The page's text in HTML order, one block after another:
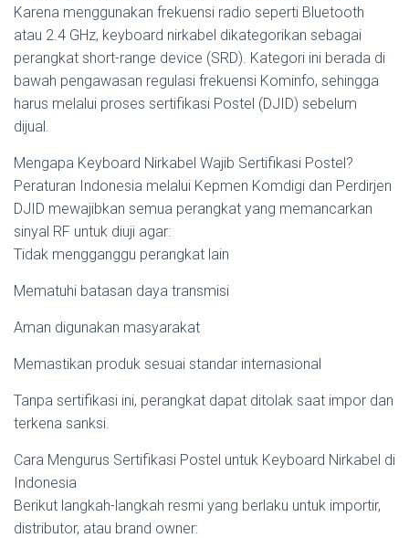
Karena menggunakan frekuensi radio seperti Bluetooth
atau 2.4 GHz, keyboard nirkabel dikategorikan sebagai
perangkat short-range device (SRD). Kategori ini berada di
bawah pengawasan regulasi frekuensi Kominfo, sehingga
harus melalui proses sertifikasi Postel (DJID) sebelum
dijual.
Mengapa Keyboard Nirkabel Wajib Sertifikasi Postel?
Peraturan Indonesia melalui Kepmen Komdigi dan Perdirjen
DJID mewajibkan semua perangkat yang memancarkan
sinyal RF untuk diuji agar:
Tidak mengganggu perangkat lain
Mematuhi batasan daya transmisi
Aman digunakan masyarakat
Memastikan produk sesuai standar internasional
Tanpa sertifikasi ini, perangkat dapat ditolak saat impor dan
terkena sanksi.
Cara Mengurus Sertifikasi Postel untuk Keyboard Nirkabel di
Indonesia
Berikut langkah-langkah resmi yang berlaku untuk importir,
distributor, atau brand owner: